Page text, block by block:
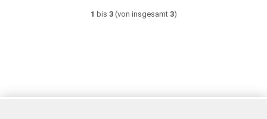
1 bis 3(von insgesamt 3)